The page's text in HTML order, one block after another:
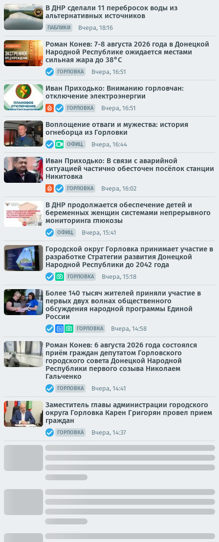
В ДНР сделали 11 перебросок воды из
альтернативных источников
ПАБЛИКИ Вчера, 18:16
Роман Конев: 7-8 августа 2026 года в Донецкой
Народной Республике ожидается местами
сильная жара до 38°С
ГОРЛОВКА Вчера, 16:51
Иван Приходько: Вниманию горловчан:
отключение электроэнергии
ГОРЛОВКА Вчера, 16:51
Воплощение отваги и мужества: история
огнеборца из Горловки
ОФИЦ. Вчера, 16:44
Иван Приходько: В связи с аварийной
ситуацией частично обесточен посёлок станции
Никитовка
ГОРЛОВКА Вчера, 16:02
В ДНР продолжается обеспечение детей и
беременных женщин системами непрерывного
мониторинга глюкозы
ОФИЦ. Вчера, 15:41
Городской округ Горловка принимает участие в
разработке Стратегии развития Донецкой
Народной Республики до 2042 года
ГОРЛОВКА Вчера, 15:18
Более 140 тысяч жителей приняли участие в
первых двух волнах общественного
обсуждения народной программы Единой
России
ГОРЛОВКА Вчера, 14:58
Роман Конев: 6 августа 2026 года состоялся
приём граждан депутатом Горловского
городского совета Донецкой Народной
Республики первого созыва Николаем
Гальченко
ГОРЛОВКА Вчера, 14:41
Заместитель главы администрации городского
округа Горловка Карен Григорян провел прием
граждан
ГОРЛОВКА Вчера, 14:37